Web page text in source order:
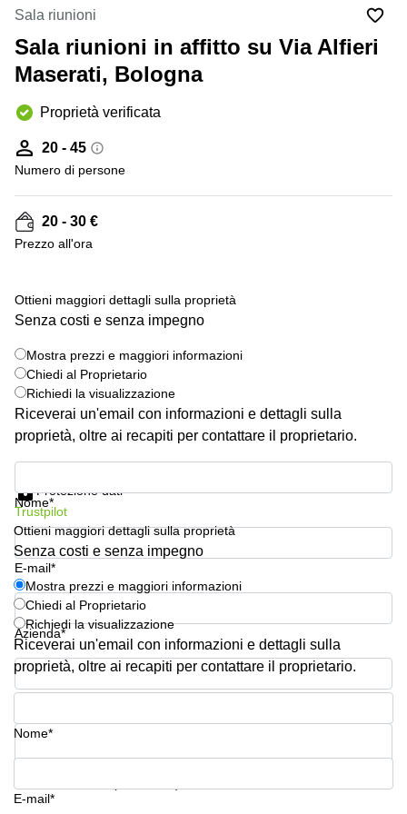
Brescia
Pescara
Verona
Catania
Bergamo
Como
Napoli
affitto a
Pescara
Coworking
Lombardy
Business
Toscana
Business
center
Milano
Business
Coworking
Campania
Coworking
Cagliari
Coworking
Pescara
Coworking
Brescia
Affitto
Business
Centers
a
Treviso
Affitto
Business
Centers
a Napoli
Uffici
in
a
Milano
Meeting
Sala riunioni
Sala riunioni in affitto su Via Alfieri
Maserati, Bologna
Proprietà verificata
20 - 45
Numero di persone
20 - 30 €
Prezzo all'ora
Ottieni maggiori dettagli sulla proprietà
Senza costi e senza impegno
Mostra prezzi e maggiori informazioni
Chiedi al Proprietario
Richiedi la visualizzazione
Riceverai un'email con informazioni e dettagli sulla
proprietà, oltre ai recapiti per contattare il proprietario.
Nome*
E-mail*
Azienda*
Numero di telefono*
Protezione dati
Trustpilot
Ottieni maggiori dettagli sulla proprietà
Senza costi e senza impegno
Mostra prezzi e maggiori informazioni
Chiedi al Proprietario
Richiedi la visualizzazione
Riceverai un'email con informazioni e dettagli sulla
proprietà, oltre ai recapiti per contattare il proprietario.
Nome*
E-mail*